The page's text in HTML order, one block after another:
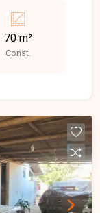
e
opção
em uma
ou investir
Saraiva.
todos os
70 m²
Const.